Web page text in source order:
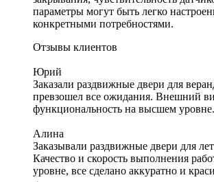
параметры могут быть легко
конкретными потребностями.
Отзывы клиентов
Юрий
Заказали раздвижные двери для
превзошел все ожидания. Внешний
функциональность на высшем уровне.
Алина
Заказывали раздвижные двери для
Качество и скорость выполнения
уровне, все сделано аккуратно и